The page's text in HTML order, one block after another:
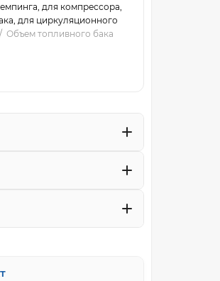
для компрессора,
для циркуляционного
Объем топливного бака